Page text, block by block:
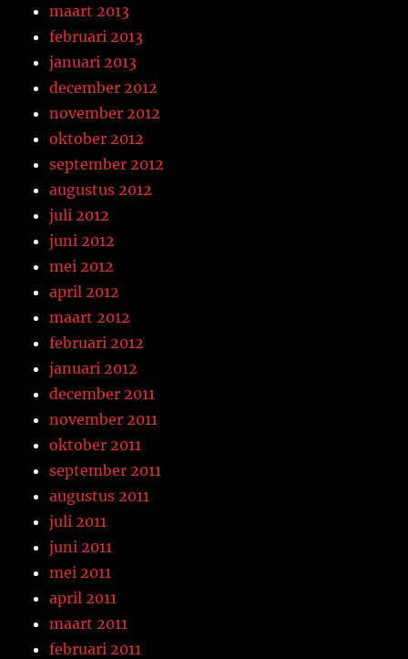
maart 2013
februari 2013
januari 2013
december 2012
november 2012
oktober 2012
september 2012
augustus 2012
juli 2012
juni 2012
mei 2012
april 2012
maart 2012
februari 2012
januari 2012
december 2011
november 2011
oktober 2011
september 2011
augustus 2011
juli 2011
juni 2011
mei 2011
april 2011
maart 2011
februari 2011